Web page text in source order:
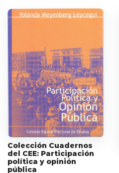
Colección Cuadernos
del CEE: Participación
política y opinión
pública